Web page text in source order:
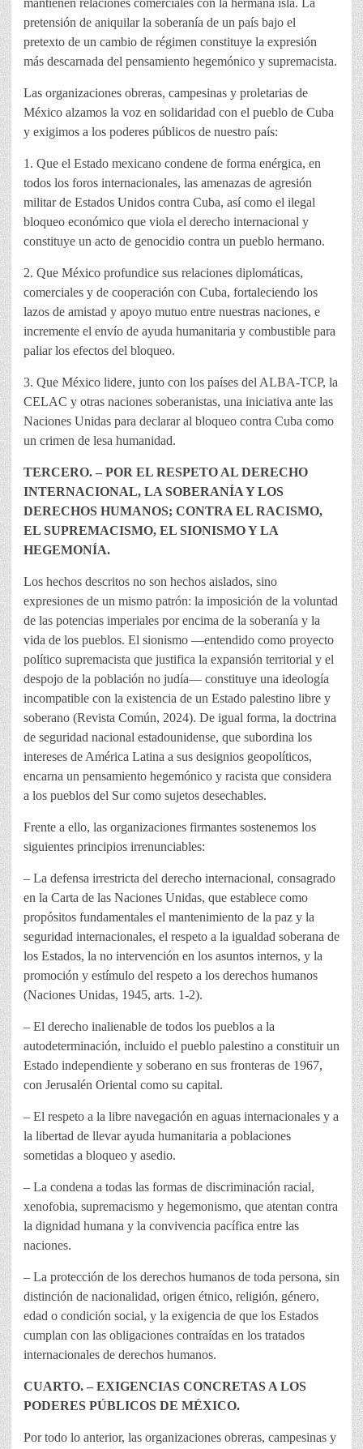
mantienen relaciones comerciales con la hermana isla. La
pretensión de aniquilar la soberanía de un país bajo el
pretexto de un cambio de régimen constituye la expresión
más descarnada del pensamiento hegemónico y supremacista.
Las organizaciones obreras, campesinas y proletarias de
México alzamos la voz en solidaridad con el pueblo de Cuba
y exigimos a los poderes públicos de nuestro país:
1. Que el Estado mexicano condene de forma enérgica, en
todos los foros internacionales, las amenazas de agresión
militar de Estados Unidos contra Cuba, así como el ilegal
bloqueo económico que viola el derecho internacional y
constituye un acto de genocidio contra un pueblo hermano.
2. Que México profundice sus relaciones diplomáticas,
comerciales y de cooperación con Cuba, fortaleciendo los
lazos de amistad y apoyo mutuo entre nuestras naciones, e
incremente el envío de ayuda humanitaria y combustible para
paliar los efectos del bloqueo.
3. Que México lidere, junto con los países del ALBA-TCP, la
CELAC y otras naciones soberanistas, una iniciativa ante las
Naciones Unidas para declarar al bloqueo contra Cuba como
un crimen de lesa humanidad.
TERCERO. – POR EL RESPETO AL DERECHO
INTERNACIONAL, LA SOBERANÍA Y LOS
DERECHOS HUMANOS; CONTRA EL RACISMO,
EL SUPREMACISMO, EL SIONISMO Y LA
HEGEMONÍA.
Los hechos descritos no son hechos aislados, sino
expresiones de un mismo patrón: la imposición de la voluntad
de las potencias imperiales por encima de la soberanía y la
vida de los pueblos. El sionismo —entendido como proyecto
político supremacista que justifica la expansión territorial y el
despojo de la población no judía— constituye una ideología
incompatible con la existencia de un Estado palestino libre y
soberano (Revista Común, 2024). De igual forma, la doctrina
de seguridad nacional estadounidense, que subordina los
intereses de América Latina a sus designios geopolíticos,
encarna un pensamiento hegemónico y racista que considera
a los pueblos del Sur como sujetos desechables.
Frente a ello, las organizaciones firmantes sostenemos los
siguientes principios irrenunciables:
– La defensa irrestricta del derecho internacional, consagrado
en la Carta de las Naciones Unidas, que establece como
propósitos fundamentales el mantenimiento de la paz y la
seguridad internacionales, el respeto a la igualdad soberana de
los Estados, la no intervención en los asuntos internos, y la
promoción y estímulo del respeto a los derechos humanos
(Naciones Unidas, 1945, arts. 1-2).
– El derecho inalienable de todos los pueblos a la
autodeterminación, incluido el pueblo palestino a constituir un
Estado independiente y soberano en sus fronteras de 1967,
con Jerusalén Oriental como su capital.
– El respeto a la libre navegación en aguas internacionales y a
la libertad de llevar ayuda humanitaria a poblaciones
sometidas a bloqueo y asedio.
– La condena a todas las formas de discriminación racial,
xenofobia, supremacismo y hegemonismo, que atentan contra
la dignidad humana y la convivencia pacífica entre las
naciones.
– La protección de los derechos humanos de toda persona, sin
distinción de nacionalidad, origen étnico, religión, género,
edad o condición social, y la exigencia de que los Estados
cumplan con las obligaciones contraídas en los tratados
internacionales de derechos humanos.
CUARTO. – EXIGENCIAS CONCRETAS A LOS
PODERES PÚBLICOS DE MÉXICO.
Por todo lo anterior, las organizaciones obreras, campesinas y